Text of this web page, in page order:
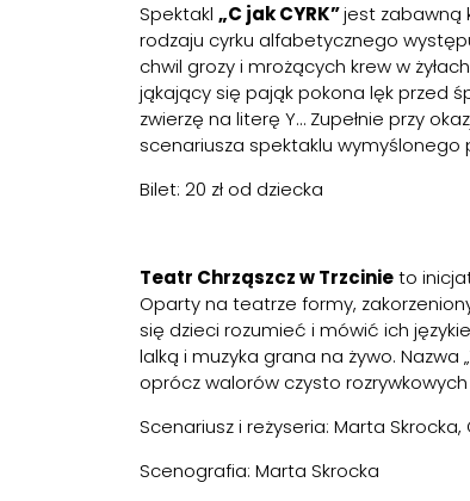
Spektakl „C jak CYRK”jest zabawną
rodzaju cyrku alfabetycznego
chwil grozy i mrożących krew w
jąkający się pająk pokona lęk przed
zwierzę na literę Y… Zupełnie przy
scenariusza spektaklu
Bilet: 20 zł od dziecka
Teatr Chrząszcz w Trzcinieto
Oparty na teatrze formy,
się dzieci rozumieć i mówić ich
lalką i muzyka grana na żywo.
oprócz walorów czysto
Scenariusz i reżyseria: Marta Skrocka,
Scenografia: Marta Skrocka